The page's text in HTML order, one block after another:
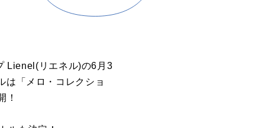
Lienel(リエネル)の6月3
は「メロ・コレクショ
！